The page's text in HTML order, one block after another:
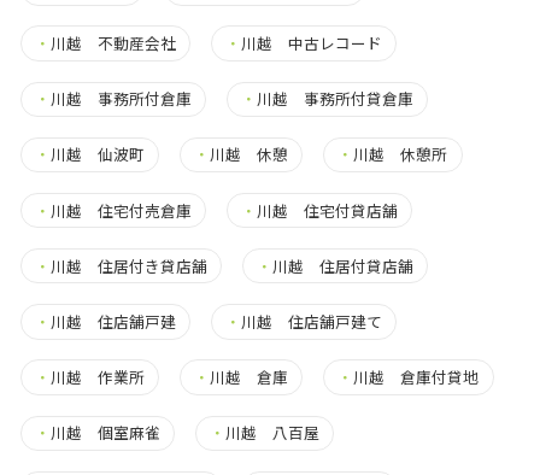
・ 川越 不動産会社 ・ 川越 中古レコード
・ 川越 事務所付倉庫 ・ 川越 事務所付貸倉庫
・ 川越 仙波町 ・ 川越 休憩 ・ 川越 休憩所
・ 川越 住宅付売倉庫 ・ 川越 住宅付貸店舗
・ 川越 住居付き貸店舗 ・ 川越 住居付貸店舗
・ 川越 住店舗戸建 ・ 川越 住店舗戸建て
・ 川越 作業所 ・ 川越 倉庫 ・ 川越 倉庫付貸地
・ 川越 個室麻雀 ・ 川越 八百屋